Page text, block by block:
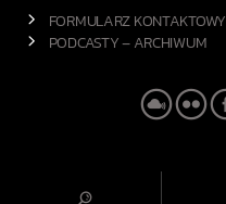
FORMULARZ KONTAKTOWY
PODCASTY – ARCHIWUM